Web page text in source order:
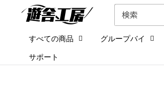
ツ
遊
舎
シ
すべての商品 グループバイ
サポート